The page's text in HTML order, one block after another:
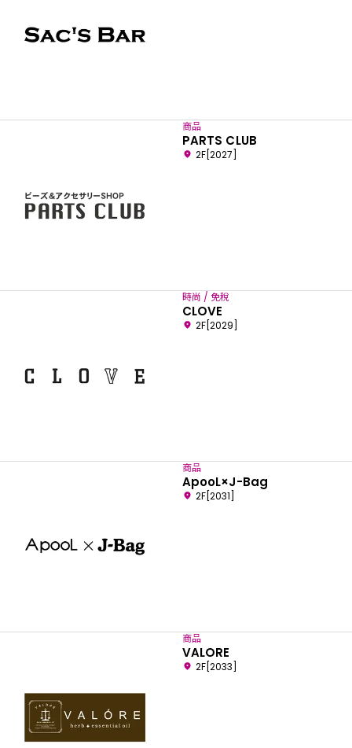
商品
PARTS CLUB
2F[2027]
時尚 / 免稅
CLOVE
2F[2029]
商品
ApooL×J-Bag
2F[2031]
商品
VALORE
2F[2033]